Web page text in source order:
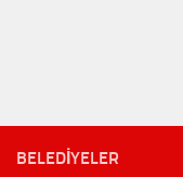
BELEDIYELER